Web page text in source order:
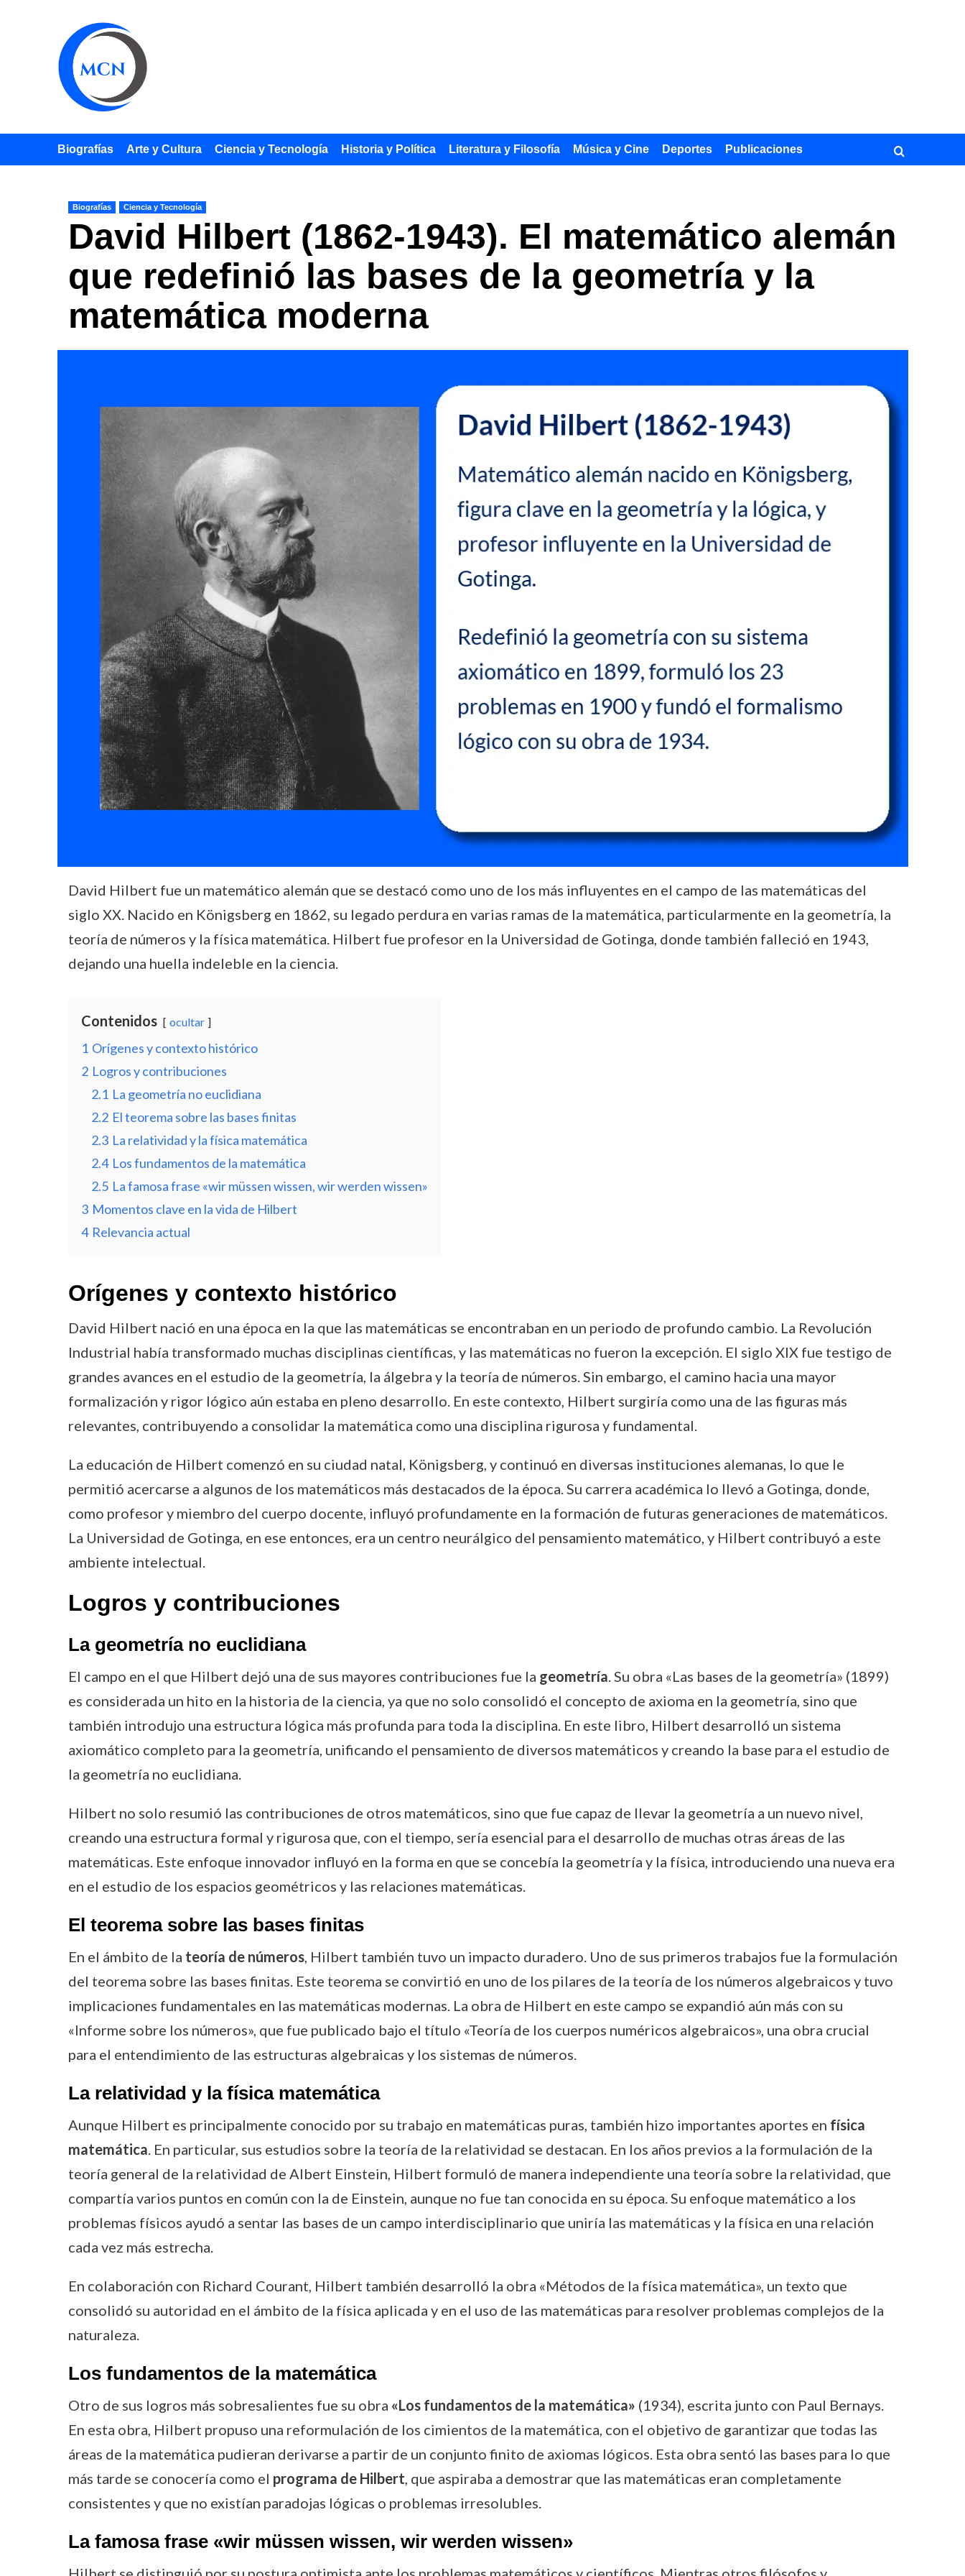
Biografías Arte y Cultura Ciencia y Tecnología Historia y Política Literatura y Filosofía Música y Cine Deportes Publicaciones
Biografías Ciencia y Tecnología
David Hilbert (1862-1943). El matemático alemán
que redefinió las bases de la geometría y la
matemática moderna
David Hilbert fue un matemático alemán que se destacó como uno de los más influyentes en el campo de las matemáticas del
siglo XX. Nacido en Königsberg en 1862, su legado perdura en varias ramas de la matemática, particularmente en la geometría, la
teoría de números y la física matemática. Hilbert fue profesor en la Universidad de Gotinga, donde también falleció en 1943,
dejando una huella indeleble en la ciencia.
Contenidos ocultar
1 Orígenes y contexto histórico
2 Logros y contribuciones
2.1 La geometría no euclidiana
2.2 El teorema sobre las bases finitas
2.3 La relatividad y la física matemática
2.4 Los fundamentos de la matemática
2.5 La famosa frase «wir müssen wissen, wir werden wissen»
3 Momentos clave en la vida de Hilbert
4 Relevancia actual
Orígenes y contexto histórico
David Hilbert nació en una época en la que las matemáticas se encontraban en un periodo de profundo cambio. La Revolución
Industrial había transformado muchas disciplinas científicas, y las matemáticas no fueron la excepción. El siglo XIX fue testigo de
grandes avances en el estudio de la geometría, la álgebra y la teoría de números. Sin embargo, el camino hacia una mayor
formalización y rigor lógico aún estaba en pleno desarrollo. En este contexto, Hilbert surgiría como una de las figuras más
relevantes, contribuyendo a consolidar la matemática como una disciplina rigurosa y fundamental.
La educación de Hilbert comenzó en su ciudad natal, Königsberg, y continuó en diversas instituciones alemanas, lo que le
permitió acercarse a algunos de los matemáticos más destacados de la época. Su carrera académica lo llevó a Gotinga, donde,
como profesor y miembro del cuerpo docente, influyó profundamente en la formación de futuras generaciones de matemáticos.
La Universidad de Gotinga, en ese entonces, era un centro neurálgico del pensamiento matemático, y Hilbert contribuyó a este
ambiente intelectual.
Logros y contribuciones
La geometría no euclidiana
El campo en el que Hilbert dejó una de sus mayores contribuciones fue la geometría. Su obra «Las bases de la geometría» (1899)
es considerada un hito en la historia de la ciencia, ya que no solo consolidó el concepto de axioma en la geometría, sino que
también introdujo una estructura lógica más profunda para toda la disciplina. En este libro, Hilbert desarrolló un sistema
axiomático completo para la geometría, unificando el pensamiento de diversos matemáticos y creando la base para el estudio de
la geometría no euclidiana.
Hilbert no solo resumió las contribuciones de otros matemáticos, sino que fue capaz de llevar la geometría a un nuevo nivel,
creando una estructura formal y rigurosa que, con el tiempo, sería esencial para el desarrollo de muchas otras áreas de las
matemáticas. Este enfoque innovador influyó en la forma en que se concebía la geometría y la física, introduciendo una nueva era
en el estudio de los espacios geométricos y las relaciones matemáticas.
El teorema sobre las bases finitas
En el ámbito de la teoría de números, Hilbert también tuvo un impacto duradero. Uno de sus primeros trabajos fue la formulación
del teorema sobre las bases finitas. Este teorema se convirtió en uno de los pilares de la teoría de los números algebraicos y tuvo
implicaciones fundamentales en las matemáticas modernas. La obra de Hilbert en este campo se expandió aún más con su
«Informe sobre los números», que fue publicado bajo el título «Teoría de los cuerpos numéricos algebraicos», una obra crucial
para el entendimiento de las estructuras algebraicas y los sistemas de números.
La relatividad y la física matemática
Aunque Hilbert es principalmente conocido por su trabajo en matemáticas puras, también hizo importantes aportes en física
matemática. En particular, sus estudios sobre la teoría de la relatividad se destacan. En los años previos a la formulación de la
teoría general de la relatividad de Albert Einstein, Hilbert formuló de manera independiente una teoría sobre la relatividad, que
compartía varios puntos en común con la de Einstein, aunque no fue tan conocida en su época. Su enfoque matemático a los
problemas físicos ayudó a sentar las bases de un campo interdisciplinario que uniría las matemáticas y la física en una relación
cada vez más estrecha.
En colaboración con Richard Courant, Hilbert también desarrolló la obra «Métodos de la física matemática», un texto que
consolidó su autoridad en el ámbito de la física aplicada y en el uso de las matemáticas para resolver problemas complejos de la
naturaleza.
Los fundamentos de la matemática
Otro de sus logros más sobresalientes fue su obra «Los fundamentos de la matemática» (1934), escrita junto con Paul Bernays.
En esta obra, Hilbert propuso una reformulación de los cimientos de la matemática, con el objetivo de garantizar que todas las
áreas de la matemática pudieran derivarse a partir de un conjunto finito de axiomas lógicos. Esta obra sentó las bases para lo que
más tarde se conocería como el programa de Hilbert, que aspiraba a demostrar que las matemáticas eran completamente
consistentes y que no existían paradojas lógicas o problemas irresolubles.
La famosa frase «wir müssen wissen, wir werden wissen»